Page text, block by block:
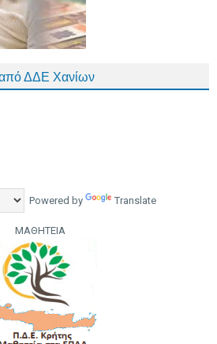
από ΔΔΕ Χανίων
Powered by Translate
ΜΑΘΗΤΕΙΑ